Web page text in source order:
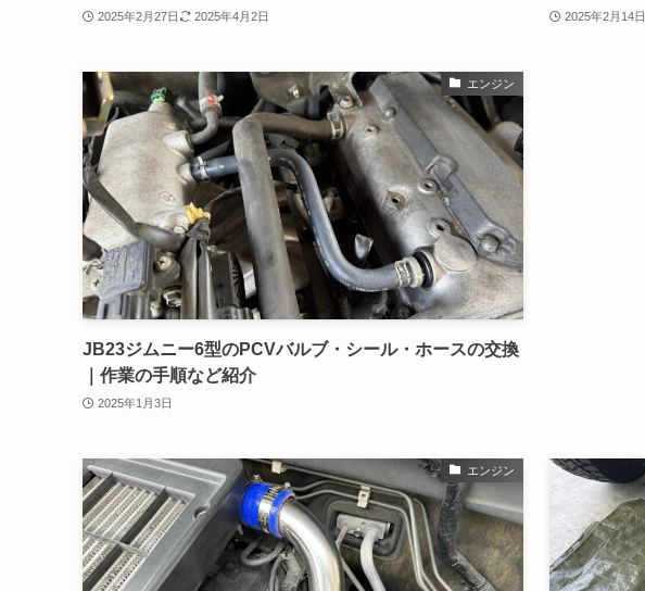
2025年2月27日 2025年4月2日 2025年2月14日
エンジン
JB23ジムニー6型のPCVバルブ・シール・ホースの交換
｜作業の手順など紹介
2025年1月3日
エンジン